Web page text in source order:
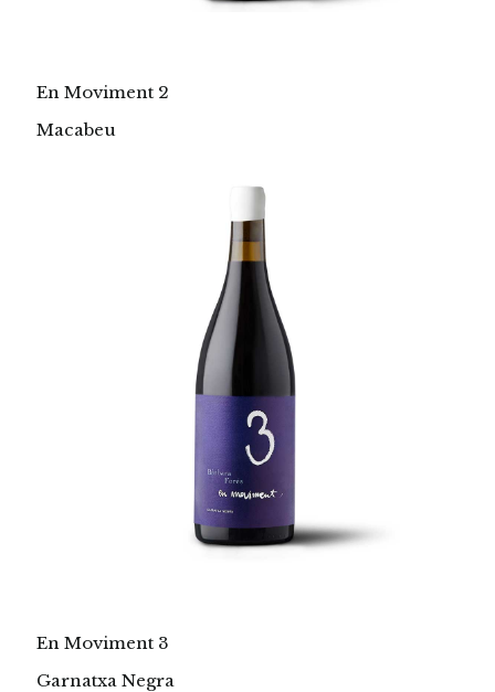
En Moviment 2
Macabeu
En Moviment 3
Garnatxa Negra